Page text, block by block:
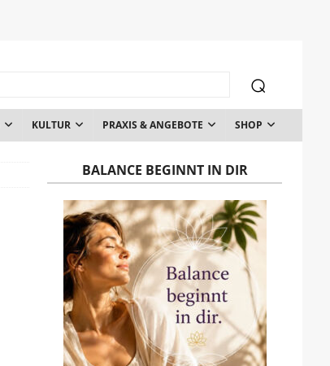
KULTUR PRAXIS & ANGEBOTE SHOP
BALANCE BEGINNT IN DIR